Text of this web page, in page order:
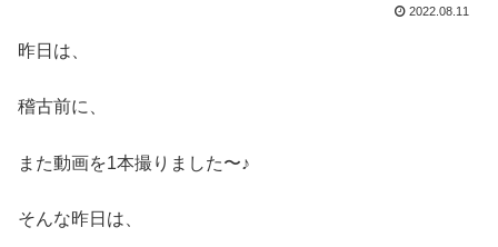
2022.08.11
昨日は、
稽古前に、
また動画を1本撮りました〜♪
そんな昨日は、